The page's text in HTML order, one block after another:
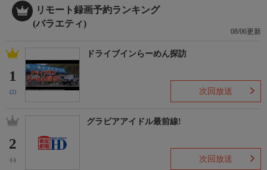
リモート録画予約ランキング
(バラエティ)
08/06更新
1
(2)
ドライブインらーめん探訪
次回放送
2
(-)
グラビアアイドル最前線!
次回放送